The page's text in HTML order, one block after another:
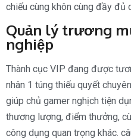
chiếu cùng khôn cùng đầy đủ
Quản lý trương
nghiệp
Thành cục VIP đang được
nhân 1 túng thiếu quyết
giúp chủ gamer nghịch tiện
thương lượng, điểm thưởng,
công dụng quan trọng khác.